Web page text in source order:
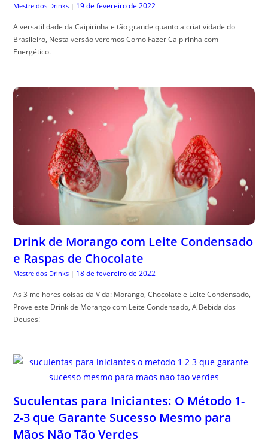
Mestre dos Drinks | 19 de fevereiro de 2022
A versatilidade da Caipirinha e tão grande quanto a criatividade do
Brasileiro, Nesta versão veremos Como Fazer Caipirinha com
Energético.
Drink de Morango com Leite Condensado
e Raspas de Chocolate
Mestre dos Drinks | 18 de fevereiro de 2022
As 3 melhores coisas da Vida: Morango, Chocolate e Leite Condensado,
Prove este Drink de Morango com Leite Condensado, A Bebida dos
Deuses!
Suculentas para Iniciantes: O Método 1-
2-3 que Garante Sucesso Mesmo para
Mãos Não Tão Verdes